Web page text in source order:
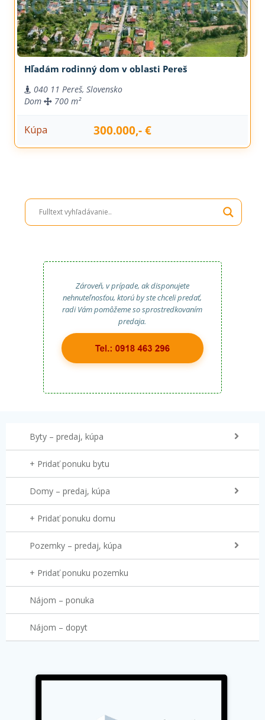
Hľadám rodinný dom v oblasti Pereš
040 11 Pereš, Slovensko
Dom
700 m²
Kúpa 300.000,- €
Zároveň, v prípade, ak disponujete
nehnuteľnosťou, ktorú by ste chceli predať,
radi Vám pomôžeme so sprostredkovaním
predaja.
Byty – predaj, kúpa
+ Pridať ponuku bytu
Domy – predaj, kúpa
+ Pridať ponuku domu
Pozemky – predaj, kúpa
+ Pridať ponuku pozemku
Nájom – ponuka
Nájom – dopyt